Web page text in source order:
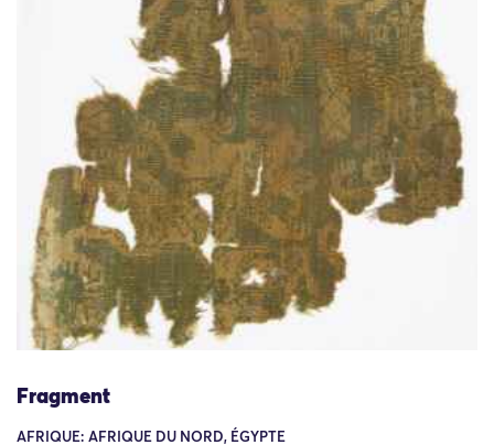
Fragment
AFRIQUE: AFRIQUE DU NORD, ÉGYPTE